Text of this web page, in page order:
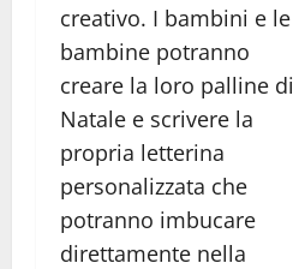
creativo. I bambini e le
bambine potranno
creare la loro palline di
Natale e scrivere la
propria letterina
personalizzata che
potranno imbucare
direttamente nella